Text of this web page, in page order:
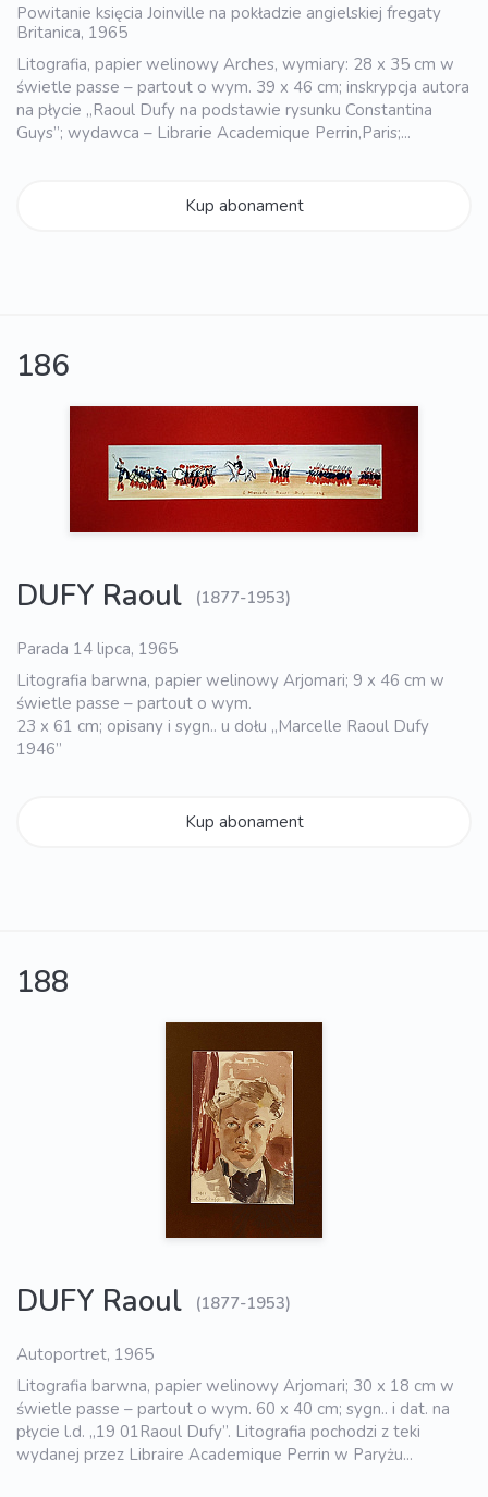
Powitanie księcia Joinville na pokładzie angielskiej fregaty
Britanica, 1965
Litografia, papier welinowy Arches, wymiary: 28 x 35 cm w
świetle passe – partout o wym. 39 x 46 cm; inskrypcja autora
na płycie „Raoul Dufy na podstawie rysunku Constantina
Guys”; wydawca – Librarie Academique Perrin,Paris;...
Kup abonament
186
DUFY Raoul (1877-1953)
Parada 14 lipca, 1965
Litografia barwna, papier welinowy Arjomari; 9 x 46 cm w
świetle passe – partout o wym.
23 x 61 cm; opisany i sygn.. u dołu „Marcelle Raoul Dufy
1946”
Kup abonament
188
DUFY Raoul (1877-1953)
Autoportret, 1965
Litografia barwna, papier welinowy Arjomari; 30 x 18 cm w
świetle passe – partout o wym. 60 x 40 cm; sygn.. i dat. na
płycie l.d. „19 01Raoul Dufy”. Litografia pochodzi z teki
wydanej przez Libraire Academique Perrin w Paryżu...